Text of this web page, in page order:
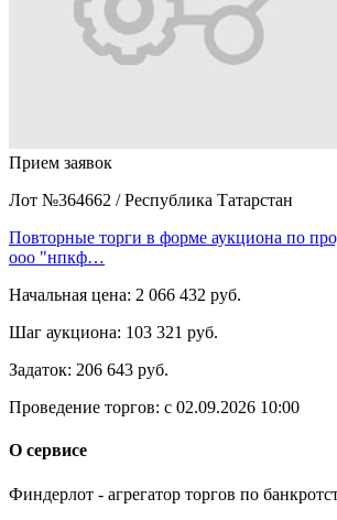
Прием заявок
Лот №364662 / Республика Татарстан
Повторные торги в форме аукциона по
ооо "нпкф…
Начальная цена: 2 066 432 руб.
Шаг аукциона: 103 321 руб.
Задаток: 206 643 руб.
Проведение торгов: с 02.09.2026 10:00
О сервисе
Финдерлот - агрегатор торгов по